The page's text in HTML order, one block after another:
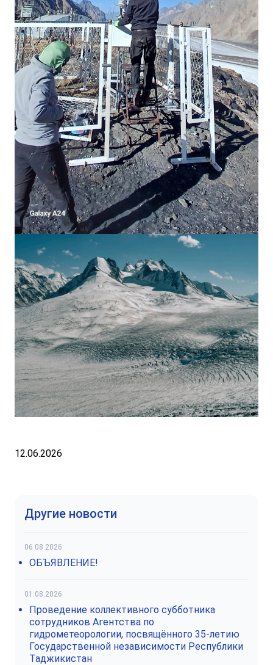
12.06.2026
Другие новости
06.08.2026
ОБЪЯВЛЕНИЕ!
01.08.2026
Проведение коллективного субботника
сотрудников Агентства по
гидрометеорологии, посвящённого 35-летию
Государственной независимости Республики
Таджикистан